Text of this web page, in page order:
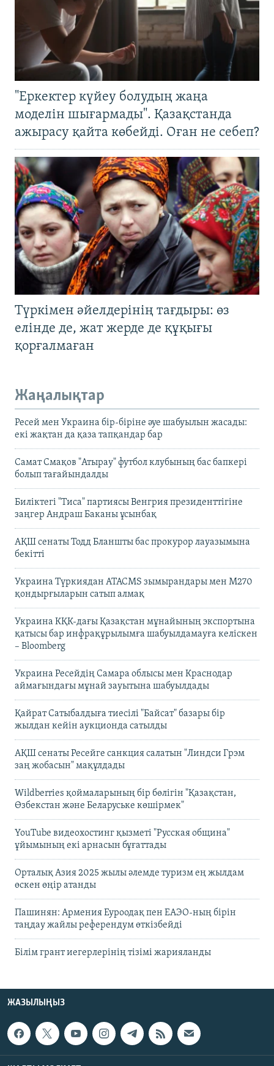
"Еркектер күйеу болудың жаңа
моделін шығармады". Қазақстанда
ажырасу қайта көбейді. Оған не себеп?
Түркімен әйелдерінің тағдыры: өз
елінде де, жат жерде де құқығы
қорғалмаған
Жаңалықтар
Ресей мен Украина бір-біріне әуе шабуылын жасады:
екі жақтан да қаза тапқандар бар
Самат Смақов "Атырау" футбол клубының бас бапкері
болып тағайындалды
Биліктегі "Тиса" партиясы Венгрия президенттігіне
заңгер Андраш Баканы ұсынбақ
АҚШ сенаты Тодд Бланшты бас прокурор лауазымына
бекітті
Украина Түркиядан ATACMS зымырандары мен M270
қондырғыларын сатып алмақ
Украина КҚК-дағы Қазақстан мұнайының экспортына
қатысы бар инфрақұрылымға шабуылдамауға келіскен
– Bloomberg
Украина Ресейдің Самара облысы мен Краснодар
аймағындағы мұнай зауытына шабуылдады
Қайрат Сатыбалдыға тиесілі "Байсат" базары бір
жылдан кейін аукционда сатылды
АҚШ сенаты Ресейге санкция салатын "Линдси Грэм
заң жобасын" мақұлдады
Wildberries қоймаларының бір бөлігін "Қазақстан,
Өзбекстан және Беларуське көшірмек"
YouTube видеохостинг қызметі "Русская община"
ұйымының екі арнасын бұғаттады
Орталық Азия 2025 жылы әлемде туризм ең жылдам
өскен өңір атанды
Пашинян: Армения Еуроодақ пен ЕАЭО-ның бірін
таңдау жайлы референдум өткізбейді
Білім грант иегерлерінің тізімі жарияланды
ЖАЗЫЛЫҢЫЗ